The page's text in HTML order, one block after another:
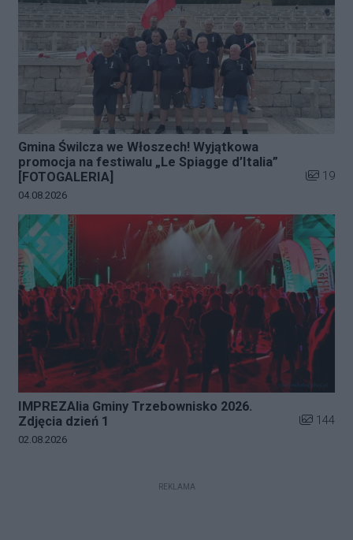
Gmina Świlcza we Włoszech! Wyjątkowa
promocja na festiwalu „Le Spiagge d’Italia”
[FOTOGALERIA]
Liczba
19
Data dodania galerii:
04.08.2026
IMPREZAlia Gminy Trzebownisko 2026.
Zdjęcia dzień 1
Liczba
144
Data dodania galerii:
02.08.2026
REKLAMA